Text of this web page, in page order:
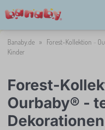
Banaby.de »
Forest-Kollektion ~
Kinder
Forest-
Ourbaby® -